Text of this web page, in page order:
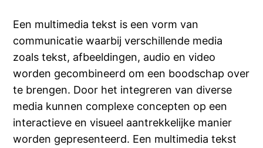
Een multimedia tekst is een vorm van
communicatie waarbij verschillende media
zoals tekst, afbeeldingen, audio en video
worden gecombineerd om een boodschap over
te brengen. Door het integreren van diverse
media kunnen complexe concepten op een
interactieve en visueel aantrekkelijke manier
worden gepresenteerd. Een multimedia tekst